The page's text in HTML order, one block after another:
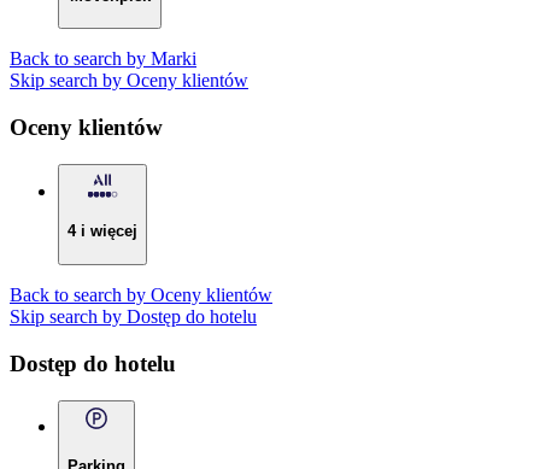
Back to search by Marki
Skip search by Oceny klientów
Oceny klientów
4 i więcej
Back to search by Oceny klientów
Skip search by Dostęp do hotelu
Dostęp do hotelu